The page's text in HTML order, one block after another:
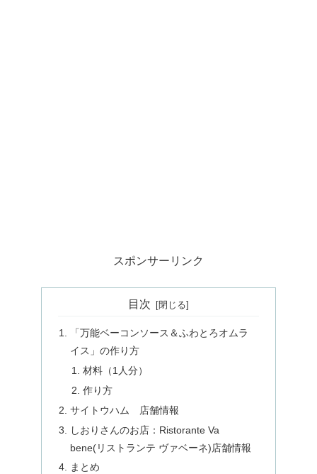
スポンサーリンク
目次
「万能ベーコンソース＆ふわとろオムラ
イス」の作り方
材料（1人分）
作り方
サイトウハム 店舗情報
しおりさんのお店：Ristorante Va
bene(リストランテ ヴァベーネ)店舗情報
まとめ